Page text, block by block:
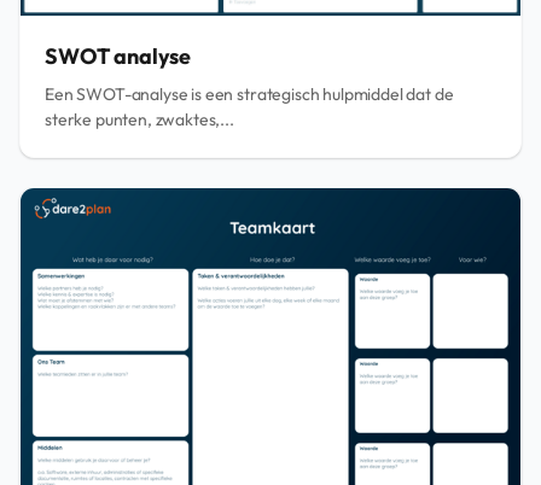
SWOT analyse
Een SWOT-analyse is een strategisch hulpmiddel dat de
sterke punten, zwaktes,...